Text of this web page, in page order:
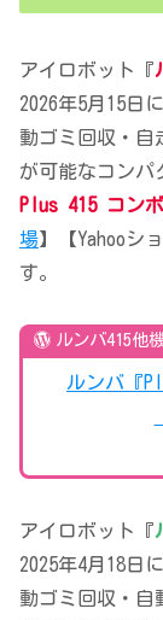
アイロボット『
2026年5月15日
動ゴミ回収・自
が可能なコンパ
Plus 415 コン
場】【Yahooシ
す。
ルンバ415他
ルンバ『
アイロボット『
2025年4月18日
動ゴミ回収・自